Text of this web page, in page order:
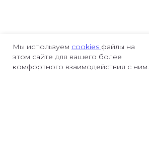
Мы используем cookies файлы на
этом сайте для вашего более
комфортного взаимодействия с ним.